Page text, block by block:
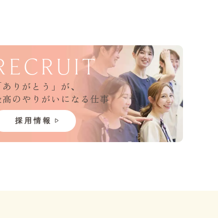
りがとう」が、
高のやりがいになる仕事
採用情報